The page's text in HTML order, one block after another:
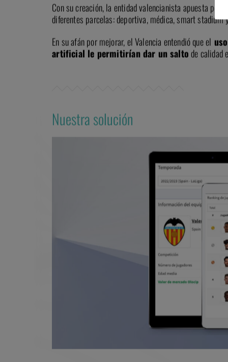
Con su creación, la entidad valencianista apuesta por
diferentes parcelas: deportiva, médica, smart stadium
En su afán por mejorar, el Valencia entendió que el
artificial le permitirían dar un salto de calidad
Nuestra solución